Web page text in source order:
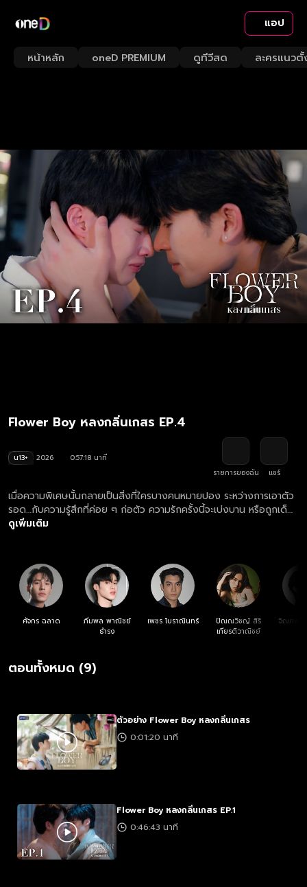
แอป
หน้าหลัก oneD PREMIUM ดูทีวีสด ละครแนวตั้
Flower Boy หลงกลิ่นเกสร EP.4
น13+ 2026
0:57:18 นาที
รายการของฉัน
แชร์
เมื่อความพิเศษนั้นกลายเป็นสิ่งที่ใครบางคนหมายปอง ระหว่างการเอาตัว
รอด…กับความรู้สึกที่ค่อย ๆ ก่อตัว ความรักครั้งนี้จะเบ่งบาน หรือถูกเด็ด
ทิ้ง…ก่อนเวลา?
ดูเพิ่มเติม
ศัจกร ฉลาด
ภีมพล พาณิชย์
ธำรง
เพชร โบราณินทร์
ปัณณวิชญ์ สิริ
เกียรติวาณิชย์
จิณภพ ป
ตอนทั้งหมด (9)
ตัวอย่าง Flower Boy หลงกลิ่นเกสร
0:01:20 นาที
Flower Boy หลงกลิ่นเกสร EP.1
0:46:43 นาที